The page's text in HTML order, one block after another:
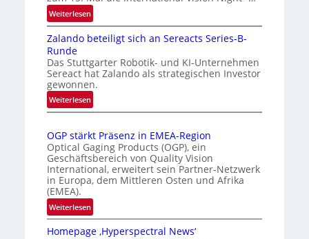
e
n
r
n
u
n
g
a
t
s
r
e
K
o
n
o
Weiterlesen:
I
n
e
r
n
a
o
n
a
l
i
s
i
Zalando beteiligt sich an Sereacts Series-B-
Runde
Das Stuttgarter Robotik- und KI-Unternehmen
Sereact hat Zalando als strategischen Investor
gewonnen.
Weiterlesen:
Z
l
a
n
d
b
e
t
OGP stärkt Präsenz in EMEA-Region
Optical Gaging Products (OGP), ein
Geschäftsbereich von Quality Vision
International, erweitert sein Partner-Netzwerk
in Europa, dem Mittleren Osten und Afrika
(EMEA).
Weiterlesen:
O
G
Homepage ‚Hyperspectral News‘